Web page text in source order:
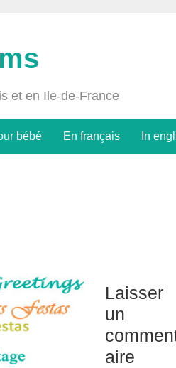
et en Ile-de-France
bébé En français In
Laisser
un
aire